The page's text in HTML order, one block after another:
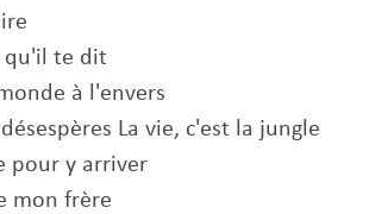
qu'il te dit
à l'envers
La vie, c'est la jungle
pour y arriver
mon frère